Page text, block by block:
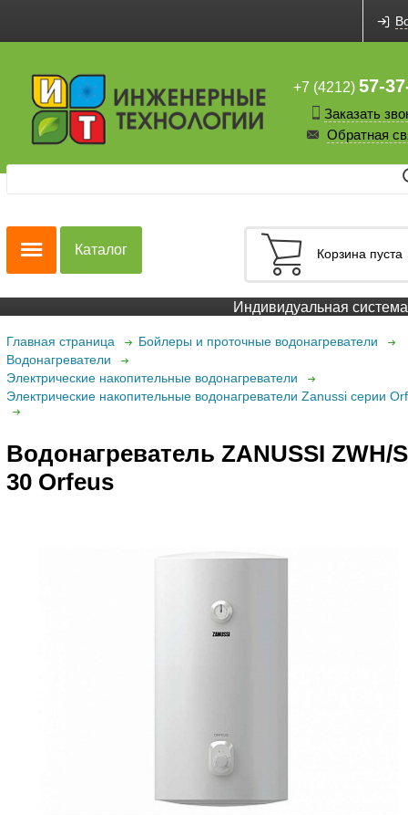
+7 (4212) 57-
Заказать
Обратная
Корзина пуста
Каталог
Индивидуальная система
Главная страница
Бойлеры и проточные водонагреватели
Водонагреватели
Электрические накопительные водонагреватели
Электрические накопительные водонагреватели Zanussi серии
Водонагреватель ZANUSSI ZWH/S
30 Orfeus